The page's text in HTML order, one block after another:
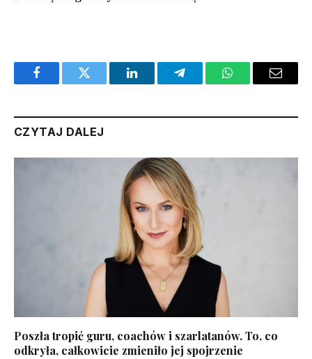
FacebookTwitter LinkedInTelegramWhatsAppEmail
CZYTAJ DALEJ
Poszła tropić guru, coachów i szarlatanów. To, co
odkryła, całkowicie zmieniło jej spojrzenie